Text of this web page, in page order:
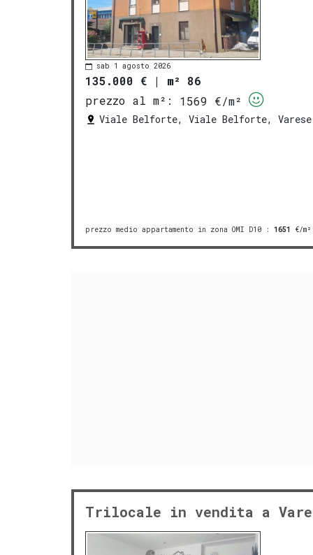
sab 1 agosto 2026
135.000 € | m² 86
prezzo al m²:
1569 €/m²
Viale Belforte, Viale Belforte, Varese
prezzo medio appartamento in zona OMI D10 : 1651 €/m²
Trilocale in vendita a